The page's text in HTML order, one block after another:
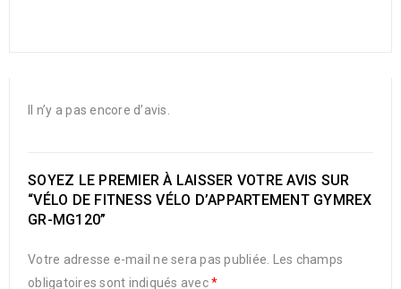
Il n’y a pas encore d’avis.
SOYEZ LE PREMIER À LAISSER VOTRE AVIS SUR
“VÉLO DE FITNESS VÉLO D’APPARTEMENT GYMREX
GR-MG120”
Votre adresse e-mail ne sera pas publiée.
Les champs
obligatoires sont indiqués avec*